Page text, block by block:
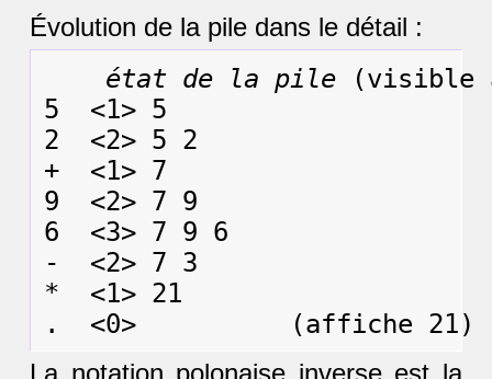
Évolution de la pile dans le détail :
état de la pile (visible
5  <1> 5
2  <2> 5 2
+  <1> 7
9  <2> 7 9
6  <3> 7 9 6
-  <2> 7 3
*  <1> 21
La notation polonaise inverse est la